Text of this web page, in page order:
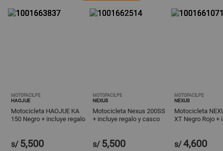
MOTOFACILPE
HAOJUE
Motocicleta HAOJUE KA
150 Negro + incluye regalo
s/ 5,500
MOTOFACILPE
NEXUS
Motocicleta Nexus 200SS
+ incluye regalo y casco
s/ 5,500
MOTOFACILPE
NEXUS
Motocicleta
XT Negro Rojo +
s/4,600